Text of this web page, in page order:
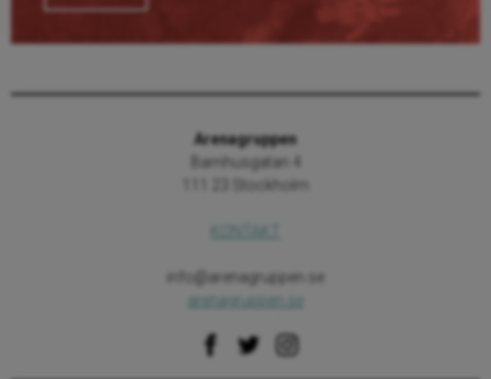
Arenagruppen
Barnhusgatan 4
111 23 Stockholm
info@arenagruppen.se
arenagruppen.se